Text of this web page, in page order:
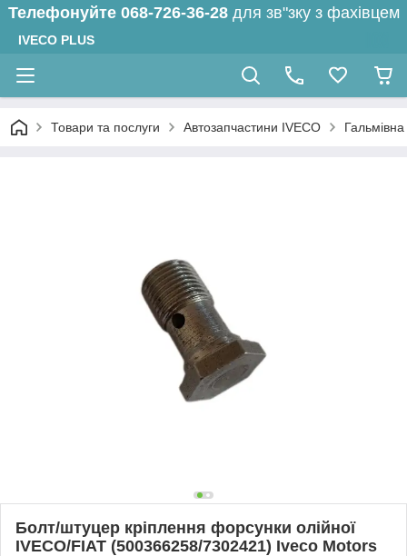
Телефонуйте 068-726-36-28 для зв"зку з фахівцем
IVECO PLUS
Товари та послуги Автозапчастини IVECO
Болт/штуцер кріплення форсунки олійної
IVECO/FIAT (500366258/7302421) Iveco Motors